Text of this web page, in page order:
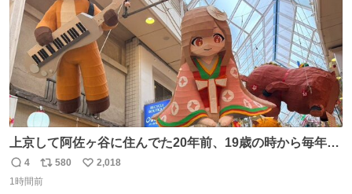
上京して阿佐ヶ谷に住んでた20年前、19歳の時から毎年参
加してるお祭りなのでとっても感慨深いです。うれしーー
ー！作っていただいた方本当にありがとう。
返
信
4
リ
ポ
580
い
2,018
1時間前